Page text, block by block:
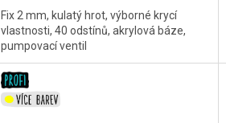
Fix 2 mm, kulatý hrot, výborné krycí
vlastnosti, 40 odstínů, akrylová báze,
pumpovací ventil